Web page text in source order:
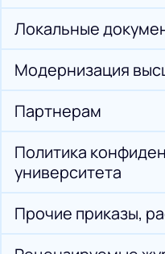
Локальные
Модернизация
Партнерам
Политика
университета
Прочие приказы,